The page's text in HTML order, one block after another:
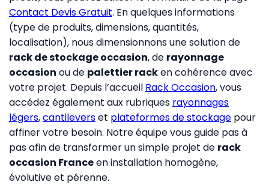
Contact Devis Gratuit. En quelques informations
(type de produits, dimensions, quantités,
localisation), nous dimensionnons une solution de
rack de stockage occasion, de rayonnage
occasion ou de palettier racken cohérence avec
votre projet. Depuis l’accueil Rack Occasion, vous
accédez également aux rubriques rayonnages
légers,cantileverset plateformes de stockage pour
affiner votre besoin. Notre équipe vous guide pas à
pas afin de transformer un simple projet de rack
occasion Franceen installation homogène,
évolutive et pérenne.